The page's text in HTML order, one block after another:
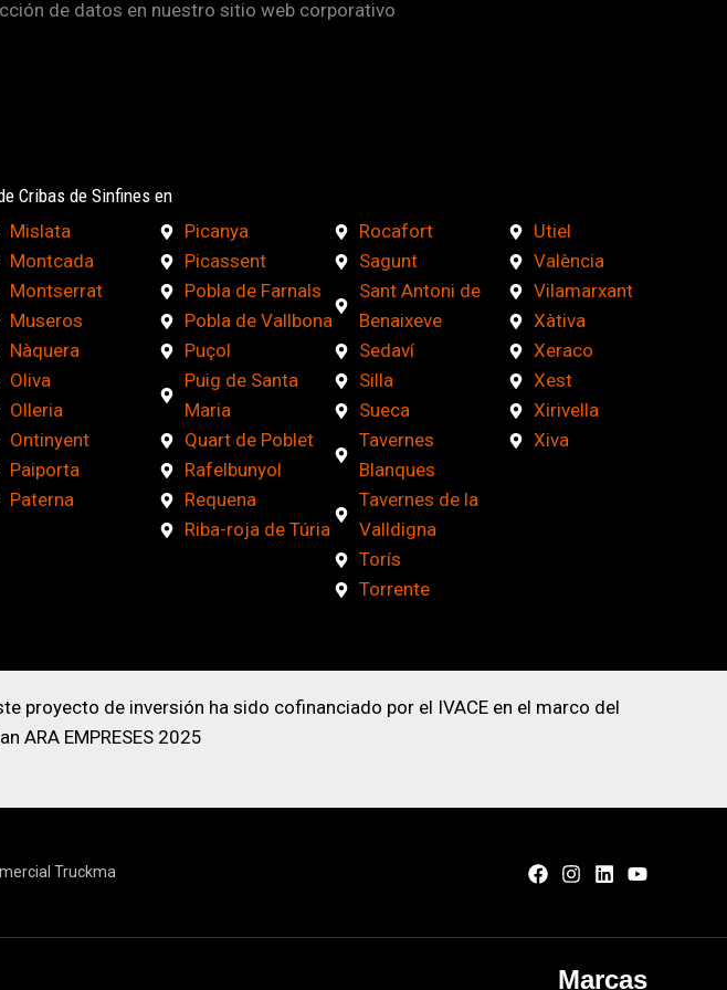
de datos en nuestro sitio web corporativo
Cribas de Sinfines en
Mislata
Montcada
Montserrat
Museros
Nàquera
Oliva
Olleria
Ontinyent
Paiporta
Paterna
Picanya
Picassent
Pobla de Farnals
Pobla de Vallbona
Puçol
Puig de Santa
Maria
Quart de Poblet
Rafelbunyol
Requena
Riba-roja de Túria
Rocafort
Sagunt
Sant Antoni de
Benaixeve
Sedaví
Silla
Sueca
Tavernes
Blanques
Tavernes de la
Valldigna
Torís
Torrente
Utiel
València
Vilamarxant
Xàtiva
Xeraco
Xest
Xirivella
Xiva
proyecto de inversión ha sido cofinanciado por el IVACE en el marco del
ARA EMPRESES 2025
Truckma
Marcas